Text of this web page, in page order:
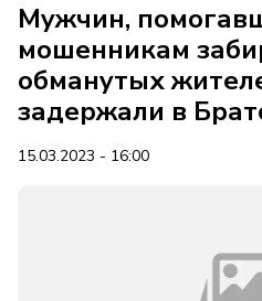
Мужчин,
мошенникам
обманутых
задержали в
15.03.2023 - 16:00